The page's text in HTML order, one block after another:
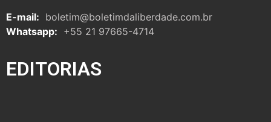
E-mail: boletim@boletimdaliberdade.com.br
Whatsapp: +55 21 97665-4714
EDITORIAS